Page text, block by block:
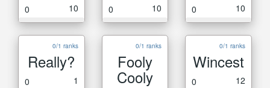
0 10 0 10 0 10
0/1 ranks
Really?
0 1
0/1 ranks
Fooly
Cooly
0/1 ranks
Wincest
0 12